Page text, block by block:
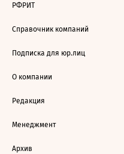
РФРИТ
Справочник компаний
Подписка для юр.лиц
О компании
Редакция
Менеджмент
Архив